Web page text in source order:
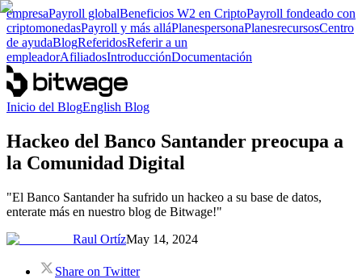
empresaPayroll globalBeneficios W2 en CriptoPayroll fondeado con
criptomonedasPayroll y más alláPlanespersonaPlanesrecursosCentro
de ayudaBlogReferidosReferir a un
empleadorAfiliadosIntroducciónDocumentación
Inicio del BlogEnglish Blog
Hackeo del Banco Santander preocupa a
la Comunidad Digital
"El Banco Santander ha sufrido un hackeo a su base de datos,
enterate más en nuestro blog de Bitwage!"
Raul OrtízMay 14, 2024
Share on Twitter